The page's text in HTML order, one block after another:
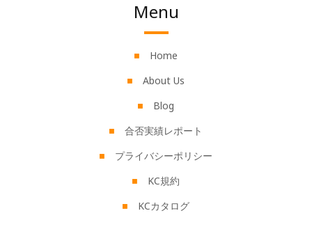
Menu
Home
About Us
Blog
合否実績レポート
プライバシーポリシー
KC規約
KCカタログ